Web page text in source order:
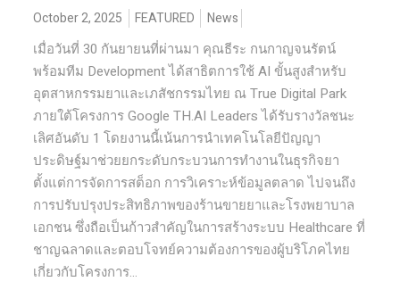
October 2, 2025 FEATURED News
เมื่อวันที่ 30 กันยายนที่ผ่านมา คุณธีระ กนกาญจนรัตน์
พร้อมทีม Development ได้สาธิตการใช้ AI ขั้นสูงสำหรับ
อุตสาหกรรมยาและเภสัชกรรมไทย ณ True Digital Park
ภายใต้โครงการ Google TH.AI Leaders ได้รับรางวัลชนะ
เลิศอันดับ 1 โดยงานนี้เน้นการนำเทคโนโลยีปัญญา
ประดิษฐ์มาช่วยยกระดับกระบวนการทำงานในธุรกิจยา
ตั้งแต่การจัดการสต็อก การวิเคราะห์ข้อมูลตลาด ไปจนถึง
การปรับปรุงประสิทธิภาพของร้านขายยาและโรงพยาบาล
เอกชน ซึ่งถือเป็นก้าวสำคัญในการสร้างระบบ Healthcare ที่
ชาญฉลาดและตอบโจทย์ความต้องการของผู้บริโภคไทย
เกี่ยวกับโครงการ...